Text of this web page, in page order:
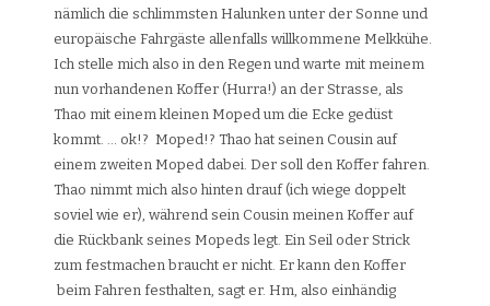
nämlich die schlimmsten Halunken unter der Sonne und
europäische Fahrgäste allenfalls willkommene Melkkühe.
Ich stelle mich also in den Regen und warte mit meinem
nun vorhandenen Koffer (Hurra!) an der Strasse, als
Thao mit einem kleinen Moped um die Ecke gedüst
kommt. … ok!? Moped!? Thao hat seinen Cousin auf
einem zweiten Moped dabei. Der soll den Koffer fahren.
Thao nimmt mich also hinten drauf (ich wiege doppelt
soviel wie er), während sein Cousin meinen Koffer auf
die Rückbank seines Mopeds legt. Ein Seil oder Strick
zum festmachen braucht er nicht. Er kann den Koffer
beim Fahren festhalten, sagt er. Hm, also einhändig